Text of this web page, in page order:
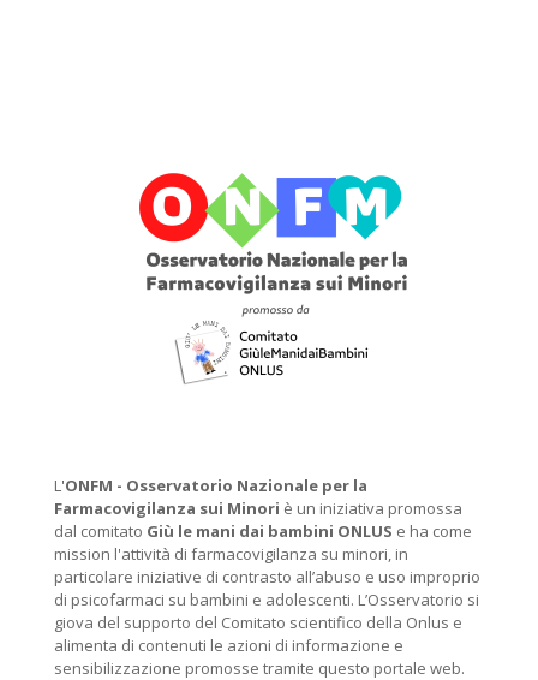
L'ONFM - Osservatorio Nazionale per la
Farmacovigilanza sui Minori è un iniziativa promossa
dal comitato Giù le mani dai bambini ONLUS e ha come
mission l'attività di farmacovigilanza su minori, in
particolare iniziative di contrasto all’abuso e uso improprio
di psicofarmaci su bambini e adolescenti. L’Osservatorio si
giova del supporto del Comitato scientifico della Onlus e
alimenta di contenuti le azioni di informazione e
sensibilizzazione promosse tramite questo portale web.